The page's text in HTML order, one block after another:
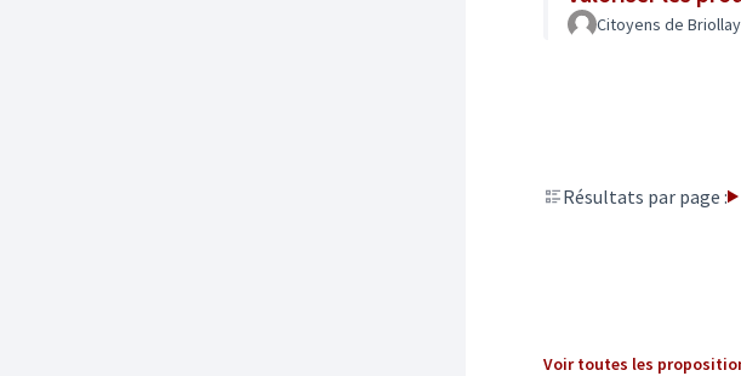
Citoyens de Briollay
Résultats par page :
Voir toutes les